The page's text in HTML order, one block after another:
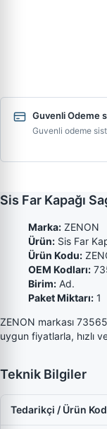
Guvenli Odeme
Guvenli odeme
Sis Far Kapağı
Marka: ZENON
Ürün: Sis Far
Ürün Kodu:
OEM Kodları:
Birim: Ad.
Paket Miktarı: 1
ZENON markası
uygun fiyatlarla, hızlı
Teknik Bilgiler
Tedarikçi / Ürün